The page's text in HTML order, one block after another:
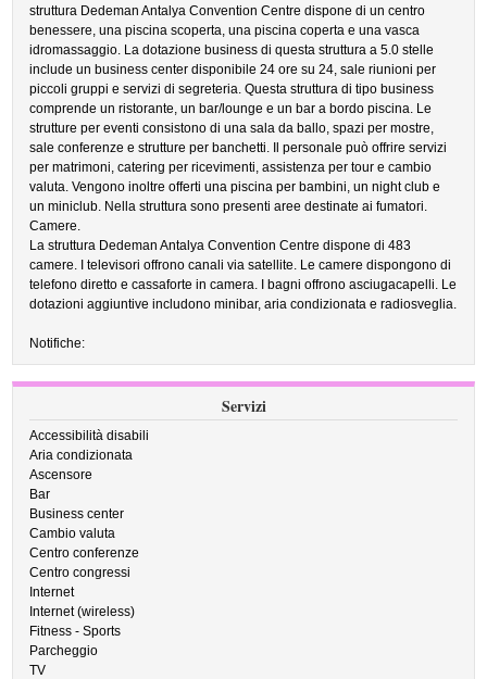
struttura Dedeman Antalya Convention Centre dispone di un centro
benessere, una piscina scoperta, una piscina coperta e una vasca
idromassaggio. La dotazione business di questa struttura a 5.0 stelle
include un business center disponibile 24 ore su 24, sale riunioni per
piccoli gruppi e servizi di segreteria. Questa struttura di tipo business
comprende un ristorante, un bar/lounge e un bar a bordo piscina. Le
strutture per eventi consistono di una sala da ballo, spazi per mostre,
sale conferenze e strutture per banchetti. Il personale può offrire servizi
per matrimoni, catering per ricevimenti, assistenza per tour e cambio
valuta. Vengono inoltre offerti una piscina per bambini, un night club e
un miniclub. Nella struttura sono presenti aree destinate ai fumatori.
Camere.
La struttura Dedeman Antalya Convention Centre dispone di 483
camere. I televisori offrono canali via satellite. Le camere dispongono di
telefono diretto e cassaforte in camera. I bagni offrono asciugacapelli. Le
dotazioni aggiuntive includono minibar, aria condizionata e radiosveglia.
Notifiche:
Servizi
Accessibilità disabili
Aria condizionata
Ascensore
Bar
Business center
Cambio valuta
Centro conferenze
Centro congressi
Internet
Internet (wireless)
Fitness - Sports
Parcheggio
TV